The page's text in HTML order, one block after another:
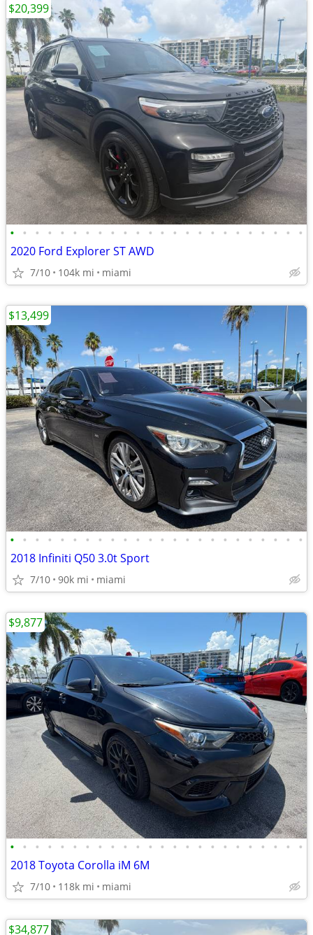
• • • • • • • • • • • • • • • • • • • • • • • •
2020 Ford Explorer ST AWD
7/10 104k mi miami
$20,399
• • • • • • • • • • • • • • • • • • • • • • • •
2018 Infiniti Q50 3.0t Sport
7/10 90k mi miami
$13,499
• • • • • • • • • • • • • • • • • • • • • • • •
2018 Toyota Corolla iM 6M
7/10 118k mi miami
$9,877
$34,877